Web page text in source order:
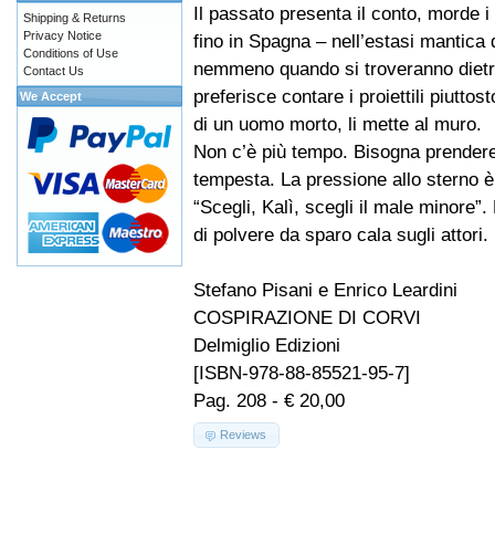
Il passato presenta il conto, morde
fino in Spagna – nell’estasi
nemmeno quando si troveranno
preferisce contare i proiettili
di un uomo morto, li mette al muro.
Non c’è più tempo. Bisogna
tempesta. La pressione allo sterno
“Scegli, Kalì, scegli il male
di polvere da sparo cala sugli attori.
Stefano Pisani e Enrico Leardini
COSPIRAZIONE DI CORVI
Delmiglio Edizioni
[ISBN-978-88-85521-95-7]
Pag. 208 - € 20,00
Reviews
Shipping & Returns
Privacy Notice
Conditions of Use
Contact Us
We Accept